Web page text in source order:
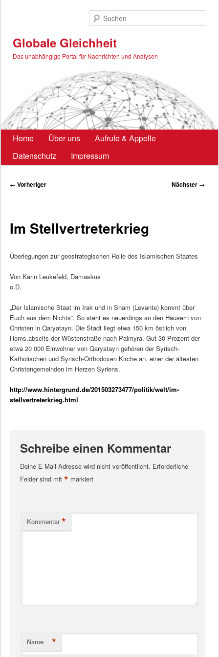
Globale Gleichheit
Das unabhängige Portal für Nachrichten und Analysen
Hauptmenü
Home Über uns
Aufrufe & Appelle
Datenschutz
Impressum
Beitragsnavigation
← Vorheriger Nächster →
Im Stellvertreterkrieg
Überlegungen zur geostrategischen Rolle des Islamischen Staates
Von Karin Leukefeld, Damaskus
o.D.
„Der Islamische Staat im Irak und in Sham (Levante) kommt über
Euch aus dem Nichts“. So steht es neuerdings an den Häusern von
Christen in Qaryatayn. Die Stadt liegt etwa 150 km östlich von
Homs,abseits der Wüstenstraße nach Palmyra. Gut 30 Prozent der
etwa 20 000 Einwohner von Qaryatayn gehören der Syrisch-
Katholischen und Syrisch-Orthodoxen Kirche an, einer der ältesten
Christengemeinden im Herzen Syriens.
http://www.hintergrund.de/201503273477/politik/welt/im-
stellvertreterkrieg.html
Schreibe einen Kommentar
Deine E-Mail-Adresse wird nicht veröffentlicht. Erforderliche
Felder sind mit * markiert
Kommentar *
Name *